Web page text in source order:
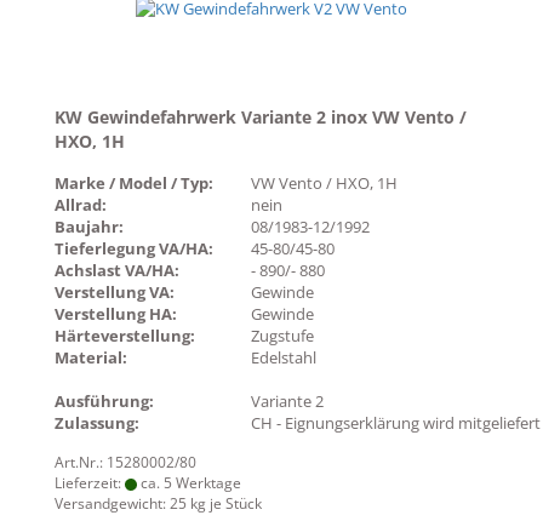
KW Gewindefahrwerk Variante 2 inox VW Vento /
HXO, 1H
Marke / Model / Typ:
VW Vento / HXO, 1H
Allrad:
nein
Baujahr:
08/1983-12/1992
Tieferlegung VA/HA:
45-80/45-80
Achslast VA/HA:
- 890/- 880
Verstellung VA:
Gewinde
Verstellung HA:
Gewinde
Härteverstellung:
Zugstufe
Material:
Edelstahl
Ausführung:
Variante 2
Zulassung:
CH - Eignungserklärung wird mitgeliefert
Art.Nr.: 15280002/80
Lieferzeit:
ca. 5 Werktage
Versandgewicht:25 kg je Stück